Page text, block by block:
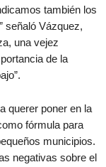
también los
señaló Vázquez,
una vejez
de la
querer poner en la
fórmula para
municipios.
negativas sobre el